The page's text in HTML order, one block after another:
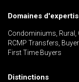
Domaines
Condominiums,
RCMP Transfers,
First Time Buyers
Distinctions